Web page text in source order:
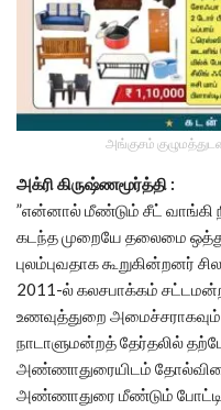
அங்குசம்
அக்ரி கிருஷ்ணமூர்த்தி :
”என்னால் மீண்டும் சீட் வாங்கி
கடந்த முறையே தலைமை
புலம்புவதாக கூறுகின்றனர்
2011-ல் கலசபாக்கம் சட்டமன்ற
உணவுத்துறை
நாடாளுமன்றத் தேர்தலில்
அண்ணாதுரையிடம் தோல்வியை
அண்ணாதுரை மீண்டும்